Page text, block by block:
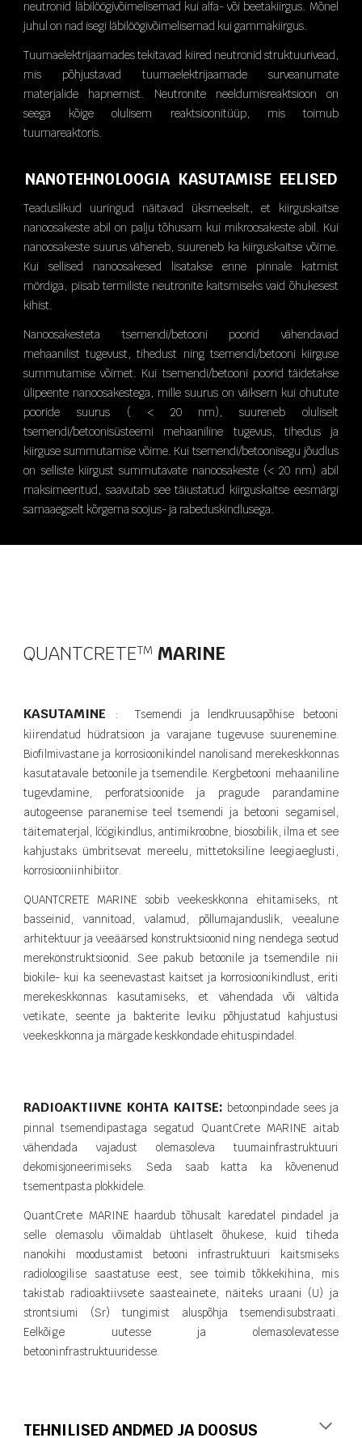
neutronid läbilöögivõimelisemad kui alfa- või beetakiirgus. Mõnel
juhul on nad isegi läbilöögivõimelisemad kui gammakiirgus.
Tuumaelektrijaamades tekitavad kiired neutronid struktuurivead,
mis põhjustavad tuumaelektrijaamade surveanumate
materjalide hapnemist. Neutronite neeldumisreaktsioon on
seega kõige olulisem reaktsioonitüüp, mis toimub
tuumareaktoris.
NANOTEHNOLOOGIA KASUTAMISE EELISED
Teaduslikud uuringud näitavad üksmeelselt, et kiirguskaitse
nanoosakeste abil on palju tõhusam kui mikroosakeste abil. Kui
nanoosakeste suurus väheneb, suureneb ka kiirguskaitse võime.
Kui sellised nanoosakesed lisatakse enne pinnale katmist
mördiga, piisab termiliste neutronite kaitsmiseks vaid õhukesest
kihist.
Nanoosakesteta tsemendi/betooni poorid vähendavad
mehaanilist tugevust, tihedust ning tsemendi/betooni kiirguse
summutamise võimet. Kui tsemendi/betooni poorid täidetakse
ülipeente nanoosakestega, mille suurus on väiksem kui ohutute
pooride suurus ( < 20 nm), suureneb oluliselt
tsemendi/betoonisüsteemi mehaaniline tugevus, tihedus ja
kiirguse summutamise võime. Kui tsemendi/betoonisegu jõudlus
on selliste kiirgust summutavate nanoosakeste (< 20 nm) abil
maksimeeritud, saavutab see täiustatud kiirguskaitse eesmärgi
samaaegselt kõrgema soojus- ja rabeduskindlusega.
QUANTCRETET​M MARINE
KASUTAMINE : Tsemendi ja lendkruusapõhise betooni
kiirendatud hüdratsioon ja varajane tugevuse suurenemine.
Biofilmivastane ja korrosioonikindel nanolisand merekeskkonnas
kasutatavale betoonile ja tsemendile. Kergbetooni mehaaniline
tugevdamine, perforatsioonide ja pragude parandamine
autogeense paranemise teel tsemendi ja betooni segamisel,
täitematerjal, löögikindlus, antimikroobne, biosobilik, ilma et see
kahjustaks ümbritsevat mereelu, mittetoksiline leegiaeglusti,
korrosiooniinhibiitor.
QUANTCRETE MARINE sobib veekeskkonna ehitamiseks, nt
basseinid, vannitoad, valamud, põllumajanduslik, veealune
arhitektuur ja veeäärsed konstruktsioonid ning nendega seotud
merekonstruktsioonid. See pakub betoonile ja tsemendile nii
biokile- kui ka seenevastast kaitset ja korrosioonikindlust, eriti
merekeskkonnas kasutamiseks, et vähendada või vältida
vetikate, seente ja bakterite leviku põhjustatud kahjustusi
veekeskkonna ja märgade keskkondade ehituspindadel.
RADIOAKTIIVNE KOHTA KAITSE: betoonpindade sees ja
pinnal tsemendipastaga segatud QuantCrete MARINE aitab
vähendada vajadust olemasoleva tuumainfrastruktuuri
dekomisjoneerimiseks. Seda saab katta ka kõvenenud
tsementpasta plokkidele.
QuantCrete MARINE haardub tõhusalt karedatel pindadel ja
selle olemasolu võimaldab ühtlaselt õhukese, kuid tiheda
nanokihi moodustamist betooni infrastruktuuri kaitsmiseks
radioloogilise saastatuse eest, see toimib tõkkekihina, mis
takistab radioaktiivsete saasteainete, näiteks uraani (U) ja
strontsiumi (Sr) tungimist aluspõhja tsemendisubstraati.
Eelkõige uutesse ja olemasolevatesse
betooninfrastruktuuridesse.
TEHNILISED ANDMED JA DOOSUS